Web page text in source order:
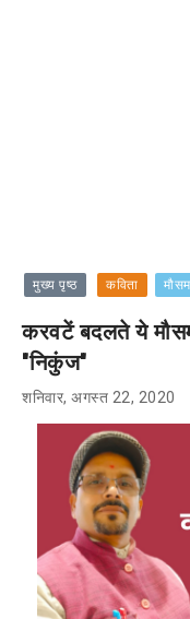
मुख्य पृष्ठ कविता मौसम
करवटें बदलते ये
"निकुंज"
शनिवार, अगस्त 22, 2020